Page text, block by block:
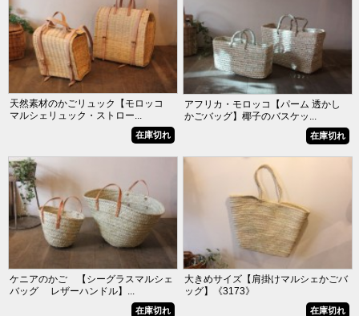
天然素材のかごリュック【モロッコ
マルシェリュック・ストロー...
在庫切れ
アフリカ・モロッコ【パーム 透かし
かごバッグ】椰子のバスケッ...
在庫切れ
ケニアのかご 【シーグラスマルシェ
バッグ レザーハンドル】...
在庫切れ
大きめサイズ【肩掛けマルシェかごバ
ッグ】《3173》
在庫切れ